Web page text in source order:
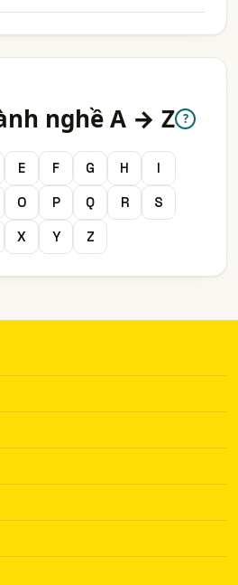
nghề A → Z ?
E F G H
I
O P Q R
S
X Y Z